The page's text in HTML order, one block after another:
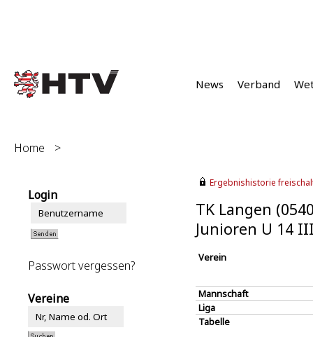
News Verband
Home >
Login
Passwort vergessen?
Vereine
Ergebnishistorie
TK Langen
Junioren U 14
Verein
Mannschaft
Liga
Tabelle